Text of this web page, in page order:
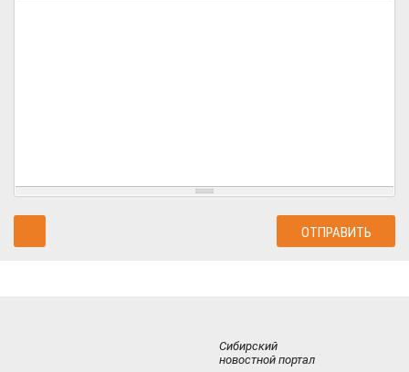
Сибирский
новостной портал